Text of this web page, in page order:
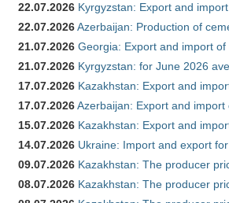
22.07.2026 Kyrgyzstan: Export and
22.07.2026Azerbaijan: Production of
21.07.2026 Georgia: Export and import
21.07.2026 Kyrgyzstan: for June 2026
17.07.2026 Kazakhstan: Export and
17.07.2026Azerbaijan: Export and
15.07.2026 Kazakhstan: Export and
14.07.2026 Ukraine: Import and export
09.07.2026 Kazakhstan: The producer
08.07.2026 Kazakhstan: The producer